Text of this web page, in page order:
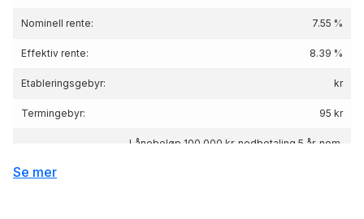
Nominell rente: 7.55 %
Effektiv rente: 8.39 %
Etableringsgebyr: kr
Termingebyr: 95 kr
Lånebeløp 100 000 kr, nedbetaling 5 år, nom.
Se mer